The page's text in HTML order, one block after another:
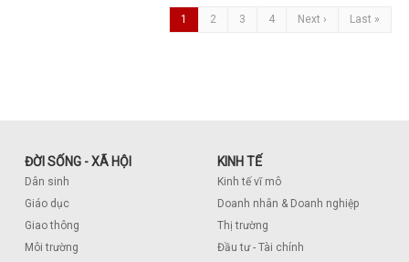
1 2 3 4 Next › Last »
ĐỜI SỐNG - XÃ HỘI
Dân sinh
Giáo dục
Giao thông
Môi trường
KINH TẾ
Kinh tế vĩ mô
Doanh nhân & Doanh nghiệp
Thị trường
Đầu tư - Tài chính